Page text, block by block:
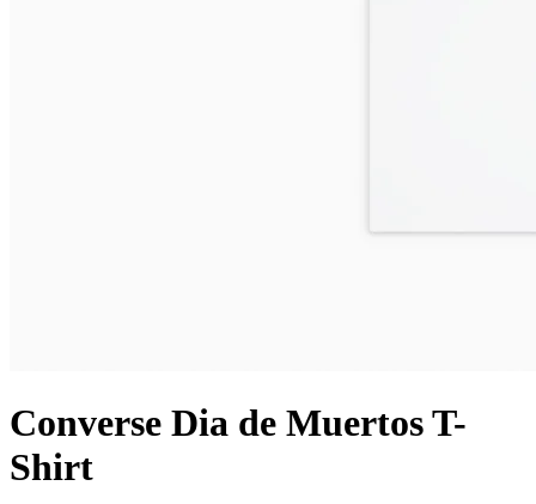
Converse Dia de Muertos T-
Shirt